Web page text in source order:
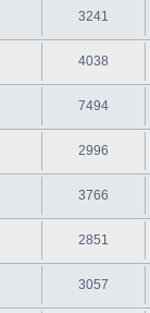
3241
4038
7494
2996
3766
2851
3057